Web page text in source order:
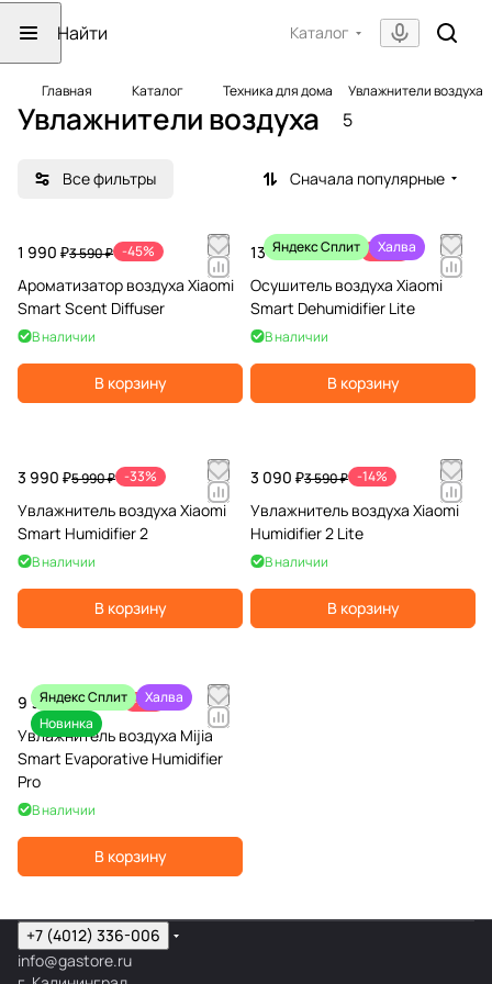
Каталог
Главная Каталог Техника для дома Увлажнители воздуха
Увлажнители воздуха 5
Все фильтры Сначала популярные
1 990 ₽3 590 ₽ -45%
Ароматизатор воздуха Xiaomi
Smart Scent Diffuser
В наличии
В корзину
Яндекс Сплит Халва
13 990 ₽18 990 ₽ -26%
Осушитель воздуха Xiaomi
Smart Dehumidifier Lite
В наличии
В корзину
3 990 ₽5 990 ₽ -33%
Увлажнитель воздуха Xiaomi
Smart Humidifier 2
В наличии
В корзину
3 090 ₽3 590 ₽ -14%
Увлажнитель воздуха Xiaomi
Humidifier 2 Lite
В наличии
В корзину
Яндекс Сплит
Халва
Новинка
9 990 ₽10 990 ₽ -9%
Увлажнитель воздуха Mijia
Smart Evaporative Humidifier
Pro
В наличии
В корзину
+7 (4012) 336-006
info@gastore.ru